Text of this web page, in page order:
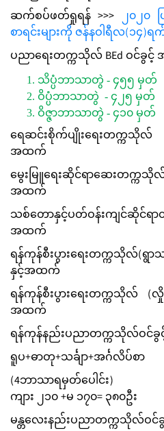
ဆက်စပ်ဖတ်ရှုရန် >>> ၂၀၂၀
စာရင်းများကို ဇန်နဝါရီလ(၁၄)
ပညာရေးတက္ကသိုလ် BEd ဝင်ခွ
သိပ္ပံဘာသာတွဲ - ၄၅၅ မှတ်
ဝိပ္ပံဘာသာတွဲ - ၄၂၅ မှတ်
ဝိဇ္ဇာဘာသာတွဲ - ၄၁၀ မှတ်
ရေဆင်းစိုက်ပျိုးရေး
အထက်
မွေးမြူရေးဆိုင်ရာဆေး
အထက်
သစ်တောနှင့်ပတ်ဝန်းကျင်ဆို
အထက်
ရန်ကုန်စီးပွားရေးတက္ကသိုလ်(ရွ
နှင့်အထက်
ရန်ကုန်စီးပွားရေးတက္ကသိုလ်
အထက်
ရန်ကုန်နည်းပညာတက္ကသိုလ်ဝင်
ရူပ+ဓာတု+သင်္ချာ+အင်္ဂလိပ်စာ
(4ဘာသာရမှတ်ပေါင်
ကျား ၂၁၀ +မ ၁၇၀= ၃၈၀ဦး
မန္တလေးနည်းပညာတက္ကသိုလ်ဝ